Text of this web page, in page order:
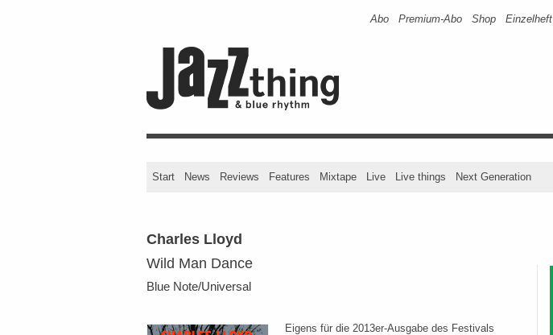
Abo Premium-Abo Shop Einzelheft
Start News Reviews Features Mixtape Live Live things Next Generation
Charles Lloyd
Wild Man Dance
Blue Note/Universal
Eigens für die 2013er-Ausgabe des Festivals